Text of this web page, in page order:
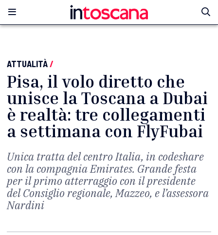
ATTUALITÀ/
Pisa, il volo diretto che
unisce la Toscana a Dubai
è realtà: tre collegamenti
a settimana con FlyFubai
Unica tratta del centro Italia, in codeshare
con la compagnia Emirates. Grande festa
per il primo atterraggio con il presidente
del Consiglio regionale, Mazzeo, e l’assessora
Nardini